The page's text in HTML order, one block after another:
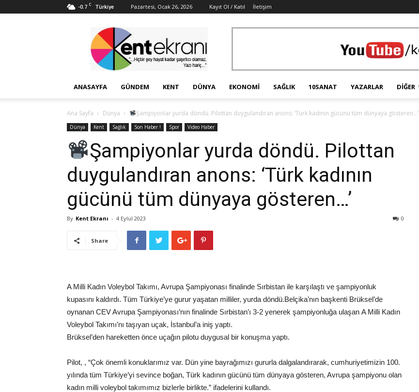
-0.7 C Türkiye Pazartesi, Ocak 26, 2026 Kayıt Ol / Katıl İletişim
Ekranı
ANASAYFA GÜNDEM KENT DÜNYA EKONOMI SAĞLIK 10SANAT YAZARLAR DIĞER
Ana Sayfa Dünya Şampiyonlar yurda döndü. Pilottan duygulandıran anons: ‘Türk kadının gücünü tüm dünyaya gösteren…’
Dünya Kent Sağlık Son Haber ! Spor Video Haber
Şampiyonlar yurda döndü. Pilottan
duygulandıran anons: ‘Türk kadının
gücünü tüm dünyaya gösteren…’
By Kent Ekranı - 4 Eylül 2023 0
Share
A Milli Kadın Voleybol Takımı, Avrupa Şampiyonası finalinde Sırbistan ile karşılaştı ve şampiyonluk
kupasını kaldırdı. Tüm Türkiye’ye gurur yaşatan milliler, yurda döndü.Belçika’nın başkenti Brüksel’de
oynanan CEV Avrupa Şampiyonası’nın finalinde Sırbistan’ı 3-2 yenerek şampiyonluğa ulaşan A Milli Kadın
Voleybol Takımı’nı taşıyan uçak, İstanbul’a iniş yaptı.
Brüksel’den hareketten önce uçağın pilotu duygusal bir konuşma yaptı.
Pilot, , “Çok önemli konuklarımız var. Dün yine bayrağımızı gururla dalgalandırarak, cumhuriyetimizin 100.
yılında tüm Türkiye’yi sevince boğan, Türk kadının gücünü tüm dünyaya gösteren, Avrupa şampiyonu olan
kadın milli voleybol takımımız bizlerle birlikte.” ifadelerini kullandı.